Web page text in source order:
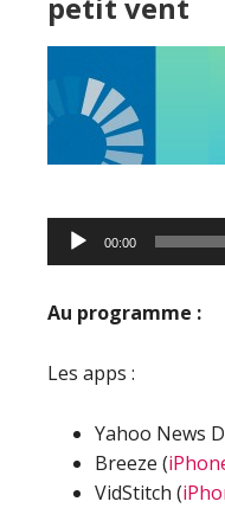
Lecteur
audio
00:00
Au programme :
Les apps :
Yahoo News
Breeze (
VidStitch (